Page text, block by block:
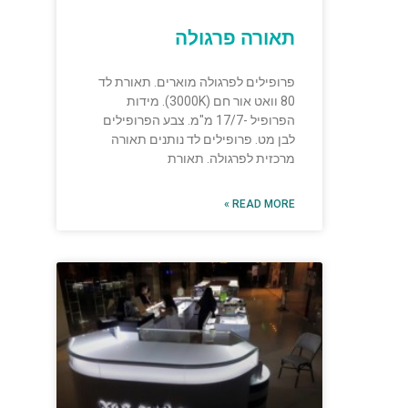
תאורה פרגולה
פרופילים לפרגולה מוארים. תאורת לד
80 וואט אור חם (3000K). מידות
הפרופיל -17/7 מ"מ. צבע הפרופילים
לבן מט. פרופילים לד נותנים תאורה
מרכזית לפרגולה. תאורת
READ MORE »